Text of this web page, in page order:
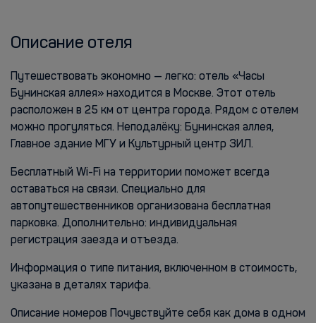
Описание отеля
Путешествовать экономно — легко: отель «Часы
Бунинская аллея» находится в Москве. Этот отель
расположен в 25 км от центра города. Рядом с отелем
можно прогуляться. Неподалёку: Бунинская аллея,
Главное здание МГУ и Культурный центр ЗИЛ.
Бесплатный Wi-Fi на территории поможет всегда
оставаться на связи. Специально для
автопутешественников организована бесплатная
парковка. Дополнительно: индивидуальная
регистрация заезда и отъезда.
Информация о типе питания, включенном в стоимость,
указана в деталях тарифа.
Описание номеров Почувствуйте себя как дома в одном